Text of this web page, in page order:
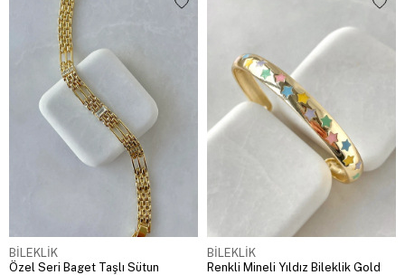
BİLEKLİK
Özel Seri Baget Taşlı Sütun
BİLEKLİK
Renkli Mineli Yıldız Bileklik Gold